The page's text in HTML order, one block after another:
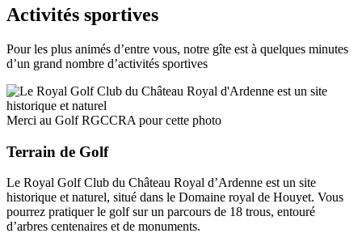
Activités sportives
Pour les plus animés d’entre vous, notre gîte est à quelques minutes
d’un grand nombre d’activités sportives
Merci au Golf RGCCRA pour cette photo
Terrain de Golf
Le Royal Golf Club du Château Royal d’Ardenne est un site
historique et naturel, situé dans le Domaine royal de Houyet. Vous
pourrez pratiquer le golf sur un parcours de 18 trous, entouré
d’arbres centenaires et de monuments.